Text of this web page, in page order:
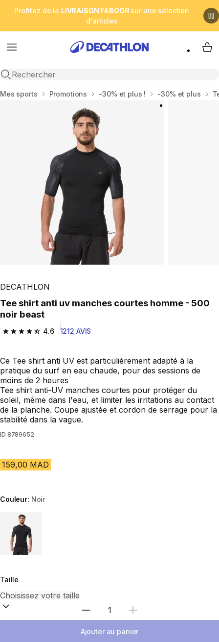
Profitez de la LIVRAISON FABOOR sur une sélection
d'articles
Menu
Open search
My
Accueil
Mes sports Promotions -30% et plus ! -30% et plus
DECATHLON
Tee shirt anti uv manches courtes homme - 500
noir beast
4.6
4.6 out of 5 stars from 1212 reviews
1212 AVIS
Ce Tee shirt anti UV est particulièrement adapté à la
pratique du surf en eau chaude, pour des sessions de
moins de 2 heures
Tee shirt anti-UV manches courtes pour protéger du
soleil, même dans l'eau, et limiter les irritations au contact
de la planche. Coupe ajustée et cordon de serrage pour la
stabilité dans la vague.
ID 8789652
159,00 MAD
Couleur: Noir
Choose a variant
Taille
Sélectionnez la quantité
Ajouter au panier